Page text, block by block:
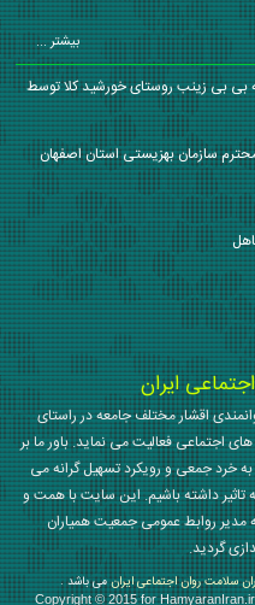
بیشتر ...
مورخ ۱۳۹۸/۰۱/۰۷ در بقعه بی بی زینب روستای خورشید کلا توسط
سازمان بهزیستی استان اصفهان
ایران
اقشار مختلف جامعه در راستای
اجتماعی فعالیت می نماید. باور ما بر
خرد جمعی و رویکرد تسهیل گرانه می
تاثیر داشته باشیم. این سایت با همت و
روابط عمومی جمعیت همیاران
سلامت روان اجتماعی ایرانمی باشد .
Copyright © 2015 for